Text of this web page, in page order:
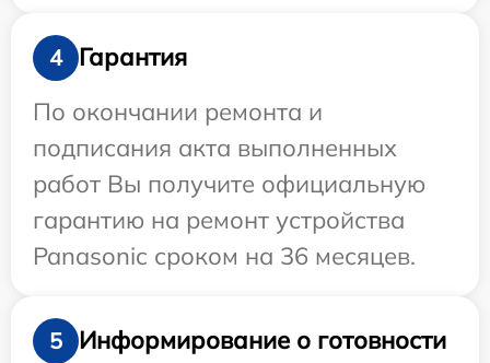
4
Гарантия
По окончании ремонта и
подписания акта выполненных
работ Вы получите официальную
гарантию на ремонт устройства
Panasonic сроком на 36 месяцев.
5
Информирование о готовности